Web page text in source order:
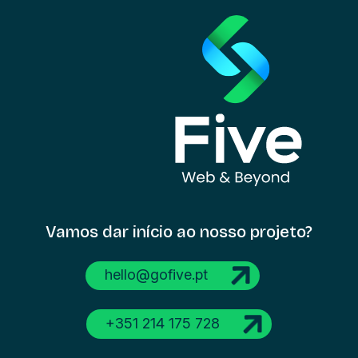
Vamos dar início ao nosso projeto?
hello@gofive.pt
+351 214 175 728